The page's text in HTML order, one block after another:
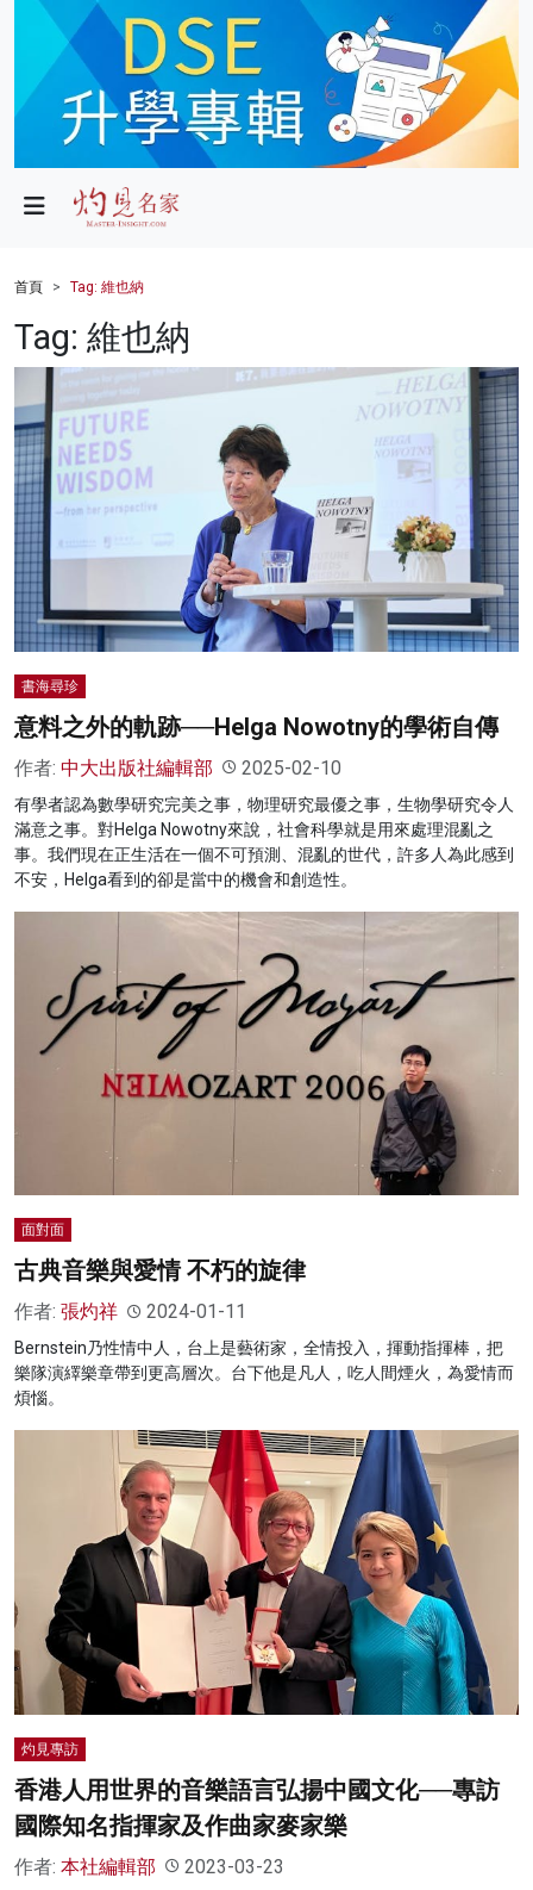
政局
財經
健康
商業
科技
影片
名家榜
灼見活動
首頁 Tag: 維也納
Tag: 維也納
書海尋珍
意料之外的軌跡──Helga Nowotny的學術自傳
作者: 中大出版社編輯部 2025-02-10
有學者認為數學研究完美之事，物理研究最優之事，生物學研究令人
滿意之事。對Helga Nowotny來說，社會科學就是用來處理混亂之
事。我們現在正生活在一個不可預測、混亂的世代，許多人為此感到
不安，Helga看到的卻是當中的機會和創造性。
面對面
古典音樂與愛情 不朽的旋律
作者: 張灼祥 2024-01-11
Bernstein乃性情中人，台上是藝術家，全情投入，揮動指揮棒，把
樂隊演繹樂章帶到更高層次。台下他是凡人，吃人間煙火，為愛情而
煩惱。
灼見專訪
香港人用世界的音樂語言弘揚中國文化──專訪
國際知名指揮家及作曲家麥家樂
作者: 本社編輯部 2023-03-23